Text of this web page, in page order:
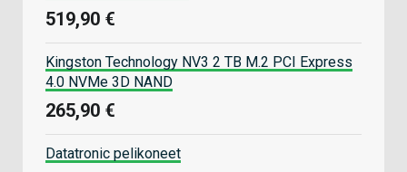
519,90 €
Kingston Technology NV3 2 TB M.2 PCI Express
4.0 NVMe 3D NAND
265,90 €
Datatronic pelikoneet